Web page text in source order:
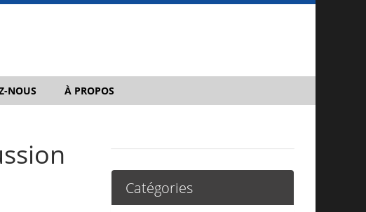
NOUS À PROPOS
Catégories